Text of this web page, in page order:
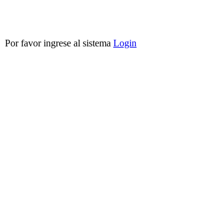
Por favor ingrese al sistema Login